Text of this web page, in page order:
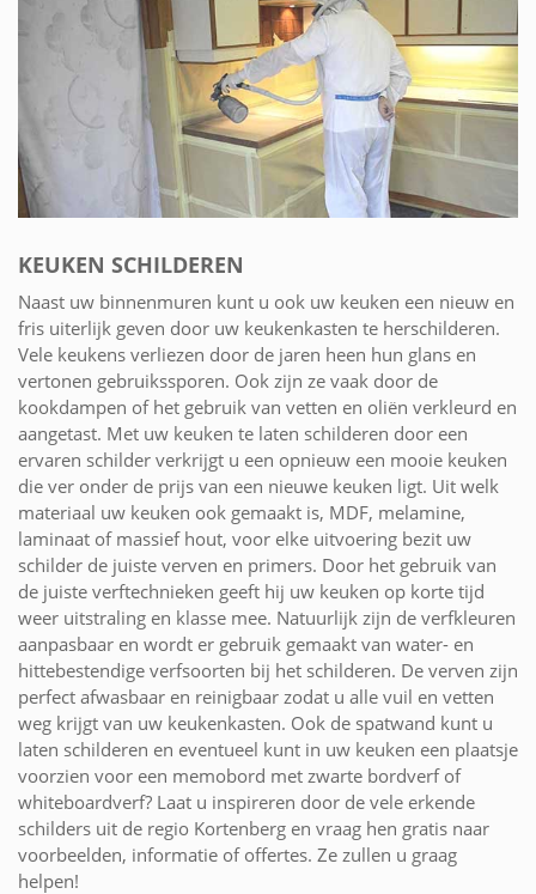
KEUKEN SCHILDEREN
Naast uw binnenmuren kunt u ook uw keuken een nieuw en
fris uiterlijk geven door uw keukenkasten te herschilderen.
Vele keukens verliezen door de jaren heen hun glans en
vertonen gebruikssporen. Ook zijn ze vaak door de
kookdampen of het gebruik van vetten en oliën verkleurd en
aangetast. Met uw keuken te laten schilderen door een
ervaren schilder verkrijgt u een opnieuw een mooie keuken
die ver onder de prijs van een nieuwe keuken ligt. Uit welk
materiaal uw keuken ook gemaakt is, MDF, melamine,
laminaat of massief hout, voor elke uitvoering bezit uw
schilder de juiste verven en primers. Door het gebruik van
de juiste verftechnieken geeft hij uw keuken op korte tijd
weer uitstraling en klasse mee. Natuurlijk zijn de verfkleuren
aanpasbaar en wordt er gebruik gemaakt van water- en
hittebestendige verfsoorten bij het schilderen. De verven zijn
perfect afwasbaar en reinigbaar zodat u alle vuil en vetten
weg krijgt van uw keukenkasten. Ook de spatwand kunt u
laten schilderen en eventueel kunt in uw keuken een plaatsje
voorzien voor een memobord met zwarte bordverf of
whiteboardverf? Laat u inspireren door de vele erkende
schilders uit de regio Kortenberg en vraag hen gratis naar
voorbeelden, informatie of offertes. Ze zullen u graag
helpen!